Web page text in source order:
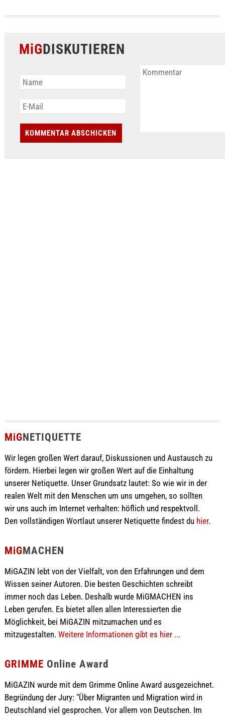
MiGDISKUTIEREN
MiGNETIQUETTE
Wir legen großen Wert darauf, Diskussionen und Austausch zu
fördern. Hierbei legen wir großen Wert auf die Einhaltung
unserer Netiquette. Unser Grundsatz lautet: So wie wir in der
realen Welt mit den Menschen um uns umgehen, so sollten
wir uns auch im Internet verhalten: höflich und respektvoll.
Den vollständigen Wortlaut unserer Netiquette findest du hier.
MiGMACHEN
MiGAZIN lebt von der Vielfalt, von den Erfahrungen und dem
Wissen seiner Autoren. Die besten Geschichten schreibt
immer noch das Leben. Deshalb wurde MiGMACHEN ins
Leben gerufen. Es bietet allen allen Interessierten die
Möglichkeit, bei MiGAZIN mitzumachen und es
mitzugestalten. Weitere Informationen gibt es hier ...
GRIMME Online Award
MiGAZIN wurde mit dem Grimme Online Award ausgezeichnet.
Begründung der Jury: "Über Migranten und Migration wird in
Deutschland viel gesprochen. Vor allem von Deutschen. Im